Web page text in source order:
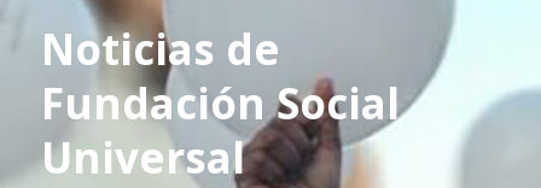
Noticias de
Fundación Social
Universal